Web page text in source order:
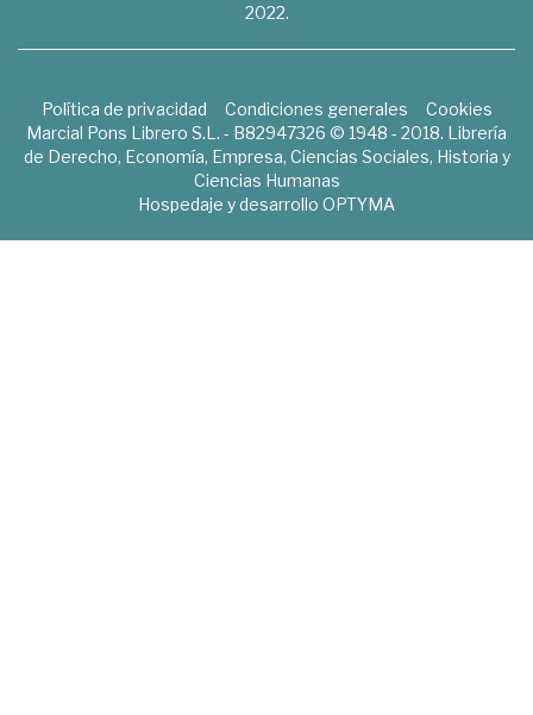
2022.
Política de privacidad Condiciones generales
Cookies
Marcial Pons Librero S.L. - B82947326 © 1948 - 2018. Librería
de Derecho, Economía, Empresa, Ciencias Sociales, Historia y
Ciencias Humanas
Hospedaje y desarrollo OPTYMA